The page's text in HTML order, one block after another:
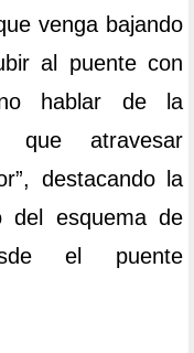
venga bajando
al puente con
hablar de la
que atravesar
destacando la
del esquema de
el puente